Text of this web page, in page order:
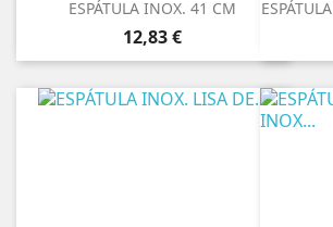
ESPÁTULA INOX. 41 CM
Precio
12,83 €